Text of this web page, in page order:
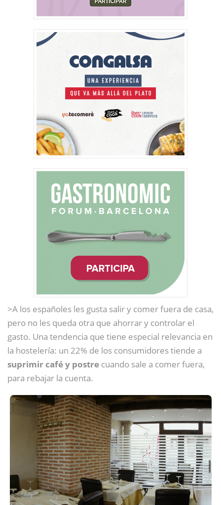
>A los españoles les gusta salir y comer fuera de casa,
pero no les queda otra que ahorrar y controlar el
gasto. Una tendencia que tiene especial relevancia en
la hostelería: un 22% de los consumidores tiende a
suprimir café y postre cuando sale a comer fuera,
para rebajar la cuenta.